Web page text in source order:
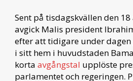
Sent på tisdagskvällen den
avgick Malis president
efter att tidigare under
i sitt hem i huvudstaden
korta avgångstal upplöste
parlamentet och regeringen.